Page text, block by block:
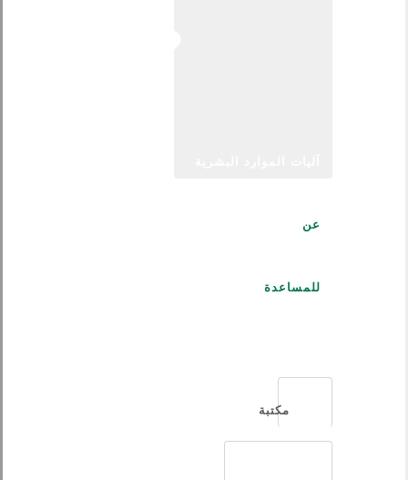
عن
للمساعدة
مكتبة